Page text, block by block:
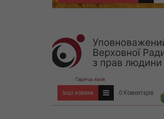
Інші новини 0 Коментарів